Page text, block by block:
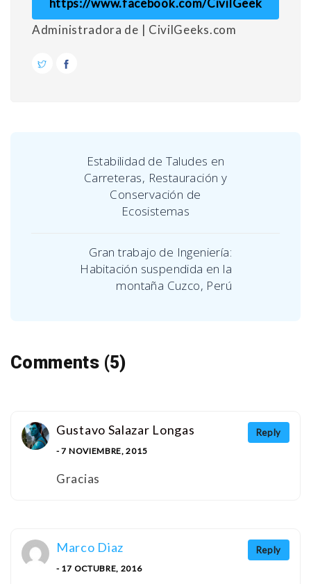
https://www.facebook.com/CivilGeek
Administradora de | CivilGeeks.com
Estabilidad de Taludes en
Carreteras, Restauración y
Conservación de
Ecosistemas
Gran trabajo de Ingeniería:
Habitación suspendida en la
montaña Cuzco, Perú
Comments (5)
Reply
Gustavo Salazar Longas
- 7 NOVIEMBRE, 2015
Gracias
Reply
Marco Diaz
- 17 OCTUBRE, 2016